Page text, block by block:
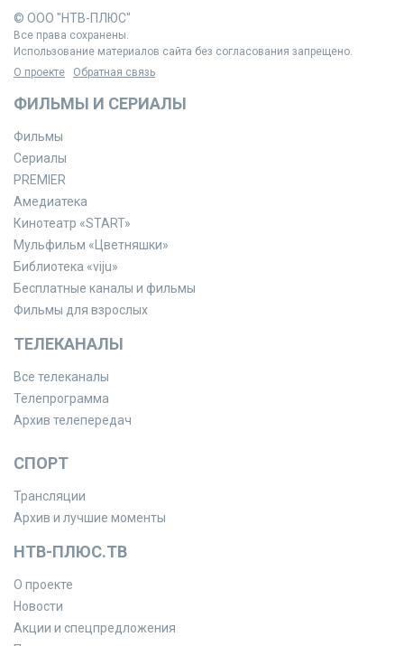
© ООО "НТВ-ПЛЮС"
Все права сохранены.
Использование материалов сайта без согласования запрещено.
О проекте
Обратная связь
ФИЛЬМЫ И СЕРИАЛЫ
Фильмы
Сериалы
PREMIER
Амедиатека
Кинотеатр «START»
Мульфильм «Цветняшки»
Библиотека «viju»
Бесплатные каналы и фильмы
Фильмы для взрослых
ТЕЛЕКАНАЛЫ
Все телеканалы
Телепрограмма
Архив телепередач
СПОРТ
Трансляции
Архив и лучшие моменты
НТВ-ПЛЮС.ТВ
О проекте
Новости
Акции и спецпредложения